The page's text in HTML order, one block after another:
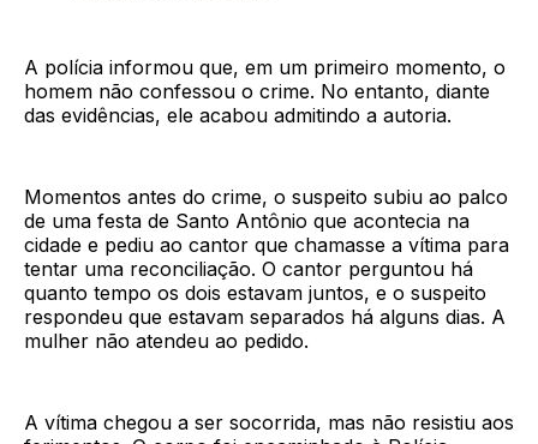
A polícia informou que, em um primeiro momento, o
homem não confessou o crime. No entanto, diante
das evidências, ele acabou admitindo a autoria.
Momentos antes do crime, o suspeito subiu ao palco
de uma festa de Santo Antônio que acontecia na
cidade e pediu ao cantor que chamasse a vítima para
tentar uma reconciliação. O cantor perguntou há
quanto tempo os dois estavam juntos, e o suspeito
respondeu que estavam separados há alguns dias. A
mulher não atendeu ao pedido.
A vítima chegou a ser socorrida, mas não resistiu aos